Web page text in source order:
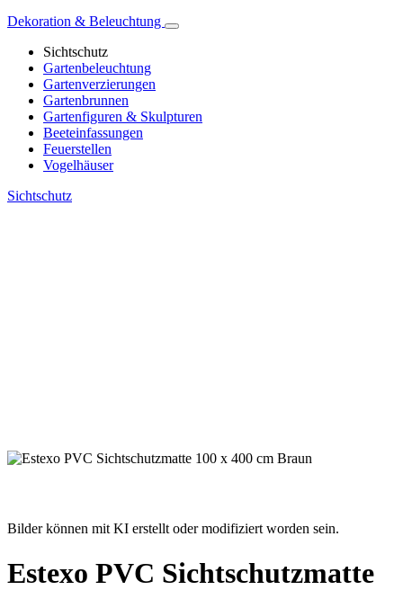
Dekoration & Beleuchtung
Sichtschutz
Gartenbeleuchtung
Gartenverzierungen
Gartenbrunnen
Gartenfiguren & Skulpturen
Beeteinfassungen
Feuerstellen
Vogelhäuser
Sichtschutz
Bilder können mit KI erstellt oder modifiziert worden sein.
Estexo PVC Sichtschutzmatte